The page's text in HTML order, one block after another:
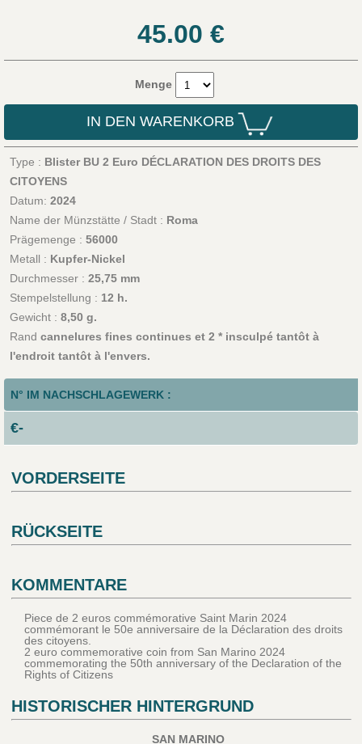
45.00 €
Menge
IN DEN WARENKORB
Type : Blister BU 2 Euro DÉCLARATION DES DROITS DES
CITOYENS
Datum: 2024
Name der Münzstätte / Stadt : Roma
Prägemenge : 56000
Metall : Kupfer-Nickel
Durchmesser : 25,75 mm
Stempelstellung : 12 h.
Gewicht : 8,50 g.
Rand cannelures fines continues et 2 * insculpé tantôt à
l'endroit tantôt à l'envers.
N° IM NACHSCHLAGEWERK :
€-
VORDERSEITE
RÜCKSEITE
KOMMENTARE
Piece de 2 euros commémorative Saint Marin 2024
commémorant le 50e anniversaire de la Déclaration des droits
des citoyens.
2 euro commemorative coin from San Marino 2024
commemorating the 50th anniversary of the Declaration of the
Rights of Citizens
HISTORISCHER HINTERGRUND
SAN MARINO